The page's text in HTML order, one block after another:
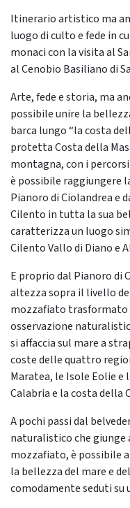
Itinerario artistico ma
luogo di culto e fede in
monaci con la visita al
al Cenobio Basiliano di
Arte, fede e storia, ma
possibile unire la
barca lungo “la costa
protetta Costa della
montagna, con i
è possibile raggiungere
Pianoro di Ciolandrea e
Cilento in tutta la sua
caratterizza un luogo
Cilento Vallo di Diano e
E proprio dal Pianoro di
altezza sopra il livello
mozzafiato trasformato
osservazione
si affaccia sul mare a
coste delle quattro
Maratea, le Isole Eolie
Calabria e la costa della
A pochi passi dal
naturalistico che giunge
mozzafiato, è possibile
la bellezza del mare e
comodamente seduti su